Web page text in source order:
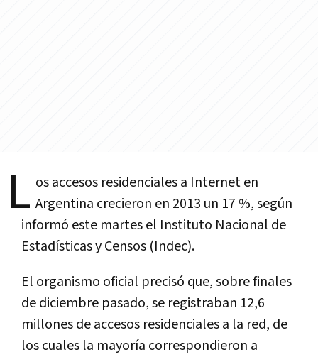
L os accesos residenciales a Internet en
Argentina crecieron en 2013 un 17 %, según
informó este martes el Instituto Nacional de
Estadísticas y Censos (Indec).
El organismo oficial precisó que, sobre finales
de diciembre pasado, se registraban 12,6
millones de accesos residenciales a la red, de
los cuales la mayoría correspondieron a